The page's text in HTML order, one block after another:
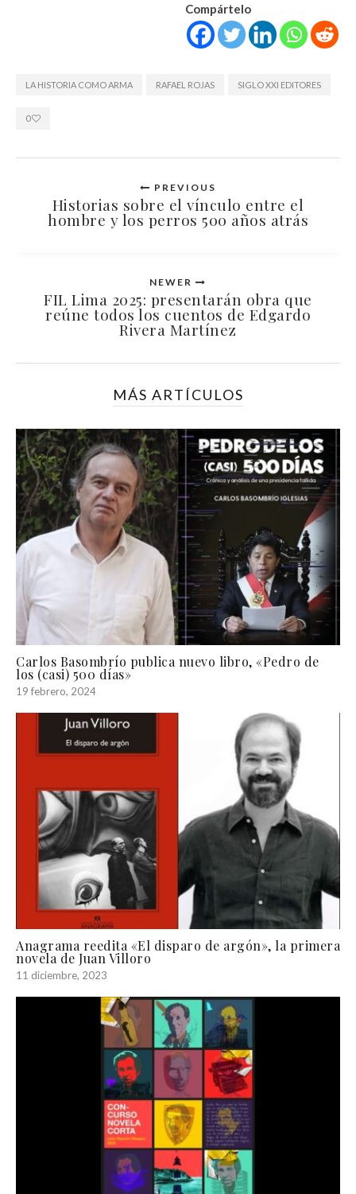
Compártelo
LA HISTORIA COMO ARMA RAFAEL ROJAS SIGLO XXI EDITORES
0
PREVIOUS
Historias sobre el vínculo entre el
hombre y los perros 500 años atrás
NEWER
FIL Lima 2025: presentarán obra que
reúne todos los cuentos de Edgardo
Rivera Martínez
MÁS ARTÍCULOS
Carlos Basombrío publica nuevo libro, «Pedro de
los (casi) 500 días»
19 febrero, 2024
Anagrama reedita «El disparo de argón», la primera
novela de Juan Villoro
11 diciembre, 2023